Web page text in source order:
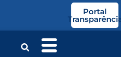
Portal